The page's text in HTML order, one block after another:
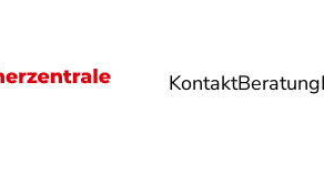
KontaktBeratung
Lebensmittel